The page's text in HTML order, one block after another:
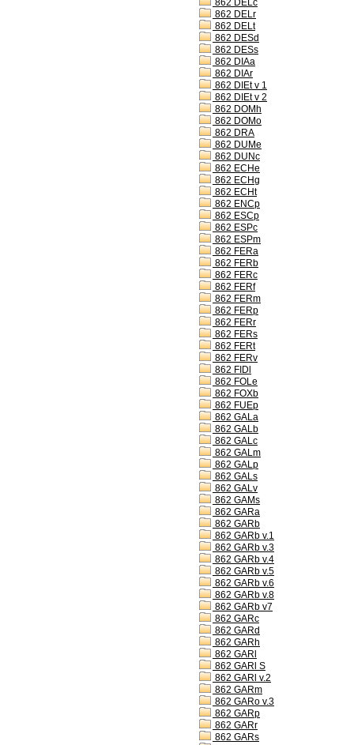
862 DELc
862 DELr
862 DELt
862 DESd
862 DESs
862 DIAa
862 DIAr
862 DIEt v 1
862 DIEt v 2
862 DOMh
862 DOMo
862 DRA
862 DUMe
862 DUNc
862 ECHe
862 ECHg
862 ECHt
862 ENCp
862 ESCp
862 ESPc
862 ESPm
862 FERa
862 FERb
862 FERc
862 FERf
862 FERm
862 FERp
862 FERr
862 FERs
862 FERt
862 FERv
862 FIDl
862 FOLe
862 FOXb
862 FUEp
862 GALa
862 GALb
862 GALc
862 GALm
862 GALp
862 GALs
862 GALv
862 GAMs
862 GARa
862 GARb
862 GARb v.1
862 GARb v.3
862 GARb v.4
862 GARb v.5
862 GARb v.6
862 GARb v.8
862 GARb v7
862 GARc
862 GARd
862 GARh
862 GARl
862 GARl S
862 GARl v.2
862 GARm
862 GARo v.3
862 GARp
862 GARr
862 GARs